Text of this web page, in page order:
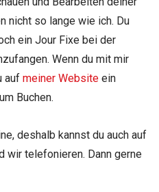
nicht so lange wie ich. Du
ein Jour Fixe bei der
Wenn du mit mir
auf meiner Website ein
Buchen.
deshalb kannst du auch auf
wir telefonieren. Dann gerne